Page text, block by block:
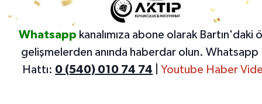
Whatsapp kanalımıza abone olarak Bartın'daki
gelişmelerden anında haberdar olun. Whatsapp
Hattı: 0 (540) 010 74 74 Youtube Haber